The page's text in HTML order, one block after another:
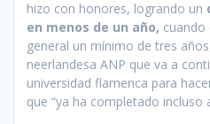
hizo con honores, logrando un
en menos de un año, cuando
general un mínimo de tres
neerlandesa ANP que va a
universidad flamenca para
que “ya ha completado incluso